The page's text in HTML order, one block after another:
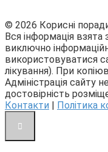
© 2026 Корисні
Вся інформація взята
виключно
використовуватися
лікування). При
Адміністрація сайту
достовірність
Контакти | Політика